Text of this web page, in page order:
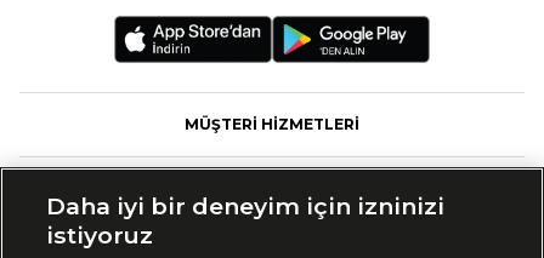
MÜŞTERİ HİZMETLERİ
Daha iyi bir deneyim için izninizi
istiyoruz